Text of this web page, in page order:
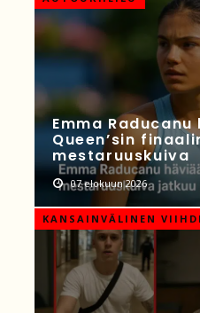
Emma Raducanu
Queen’sin
mestaruuskuiva
07 elokuun 2026
KANSAINVÄLINEN